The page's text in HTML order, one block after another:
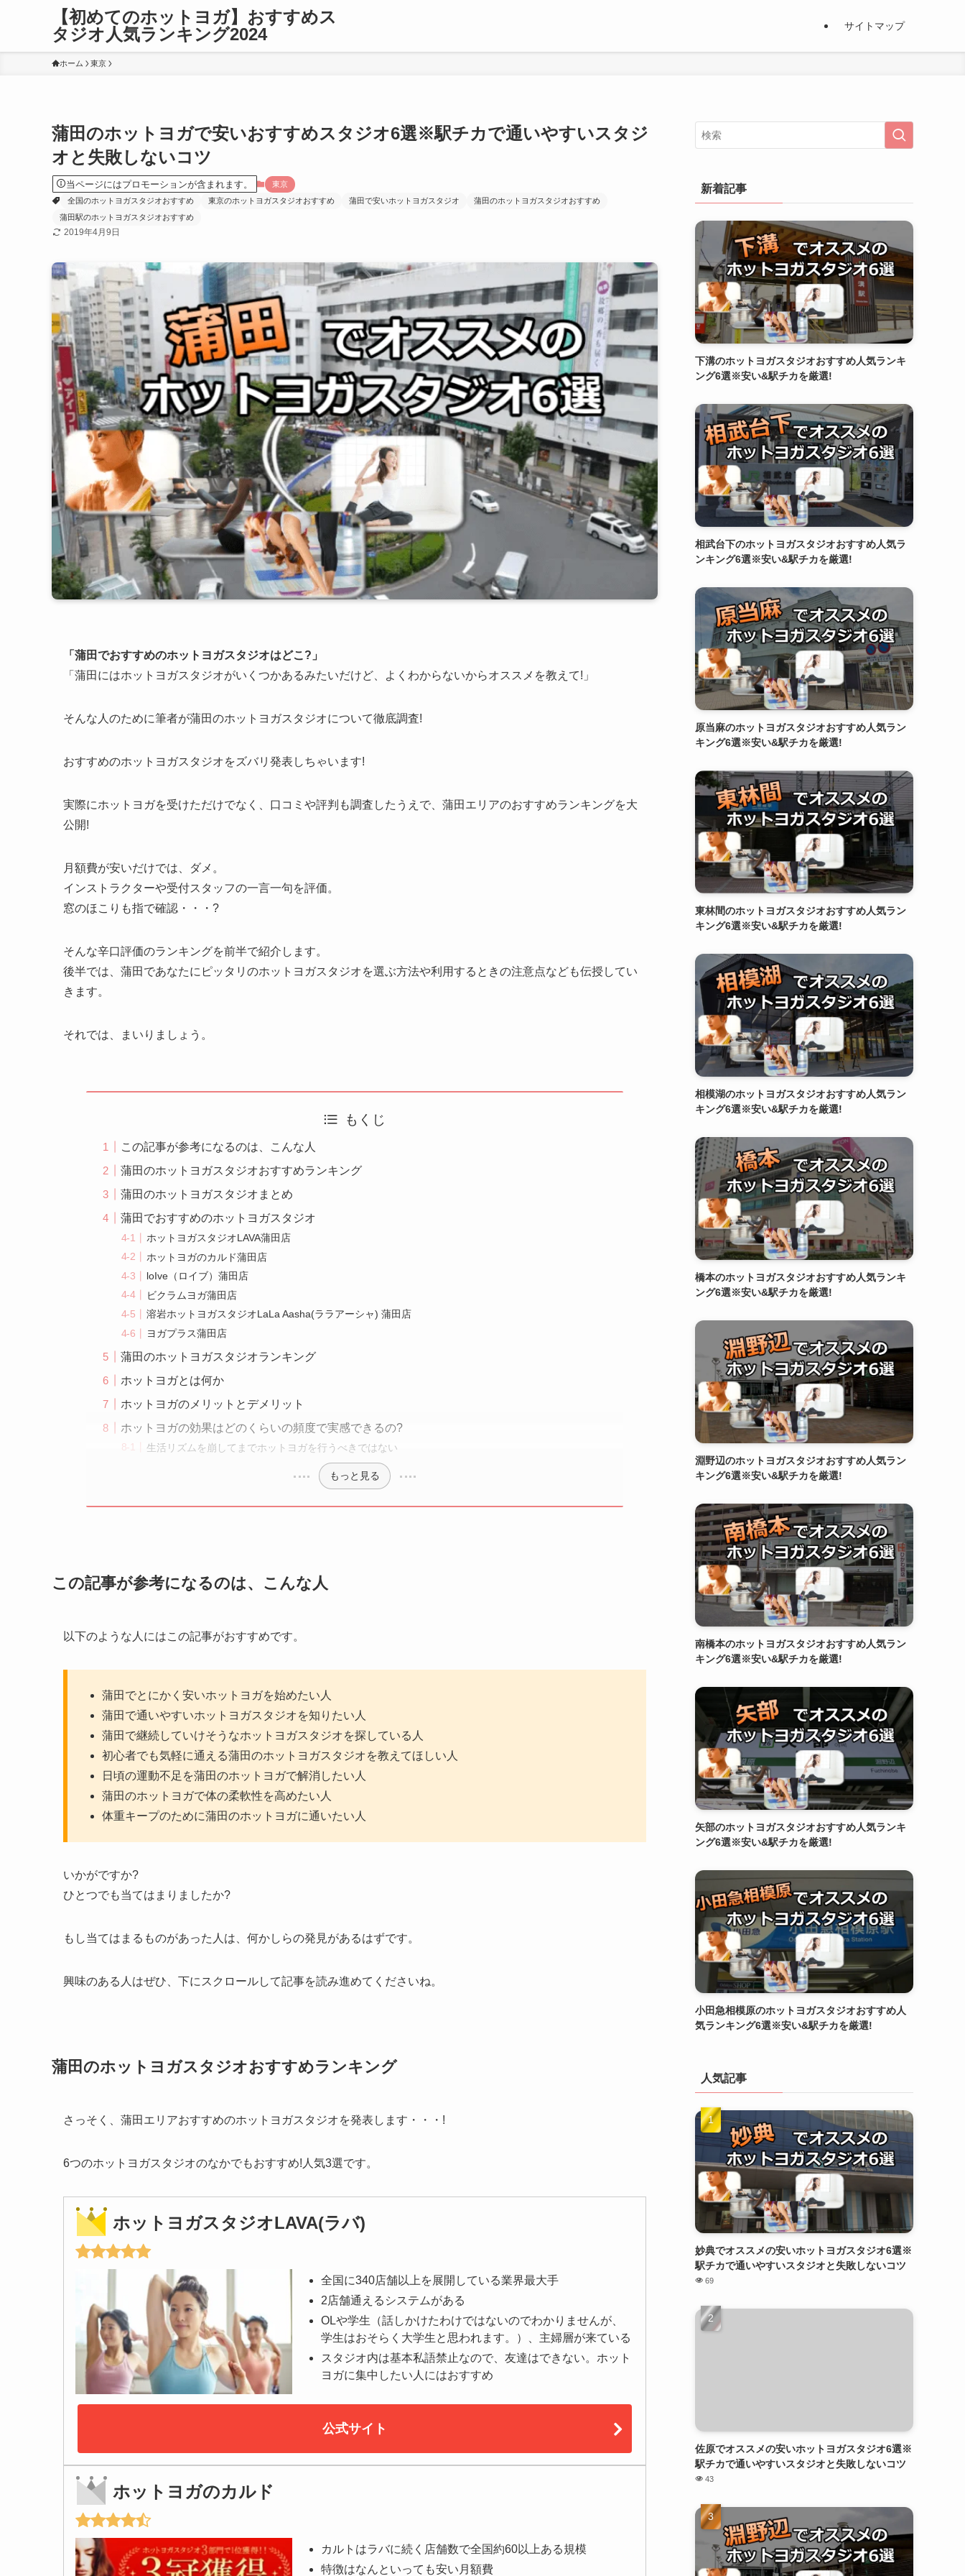
【初めてのホットヨガ】おすすめス
タジオ人気ランキング2024
サイトマップ
ホーム 東京
蒲田のホットヨガで安いおすすめスタジオ6選※駅チカで通いやすいスタジ
オと失敗しないコツ
当ページにはプロモーションが含まれます。
東京
全国のホットヨガスタジオおすすめ
東京のホットヨガスタジオおすすめ 蒲田で安いホットヨガスタジオ
蒲田のホットヨガスタジオおすすめ
蒲田駅のホットヨガスタジオおすすめ
2019年4月9日
「蒲田でおすすめのホットヨガスタジオはどこ?」
「蒲田にはホットヨガスタジオがいくつかあるみたいだけど、よくわからないからオススメを教えて!」
そんな人のために筆者が蒲田のホットヨガスタジオについて徹底調査!
おすすめのホットヨガスタジオをズバリ発表しちゃいます!
実際にホットヨガを受けただけでなく、口コミや評判も調査したうえで、蒲田エリアのおすすめランキングを大
公開!
月額費が安いだけでは、ダメ。
インストラクターや受付スタッフの一言一句を評価。
窓のほこりも指で確認・・・?
そんな辛口評価のランキングを前半で紹介します。
後半では、蒲田であなたにピッタリのホットヨガスタジオを選ぶ方法や利用するときの注意点なども伝授してい
きます。
それでは、まいりましょう。
もくじ
この記事が参考になるのは、こんな人
蒲田のホットヨガスタジオおすすめランキング
蒲田のホットヨガスタジオまとめ
蒲田でおすすめのホットヨガスタジオ
ホットヨガスタジオLAVA蒲田店
ホットヨガのカルド蒲田店
loIve（ロイブ）蒲田店
ビクラムヨガ蒲田店
溶岩ホットヨガスタジオLaLa Aasha(ララアーシャ) 蒲田店
ヨガプラス蒲田店
蒲田のホットヨガスタジオランキング
ホットヨガとは何か
ホットヨガのメリットとデメリット
ホットヨガの効果はどのくらいの頻度で実感できるの?
生活リズムを崩してまでホットヨガを行うべきではない
もっと見る
この記事が参考になるのは、こんな人
以下のような人にはこの記事がおすすめです。
蒲田でとにかく安いホットヨガを始めたい人
蒲田で通いやすいホットヨガスタジオを知りたい人
蒲田で継続していけそうなホットヨガスタジオを探している人
初心者でも気軽に通える蒲田のホットヨガスタジオを教えてほしい人
日頃の運動不足を蒲田のホットヨガで解消したい人
蒲田のホットヨガで体の柔軟性を高めたい人
体重キープのために蒲田のホットヨガに通いたい人
いかがですか?
ひとつでも当てはまりましたか?
もし当てはまるものがあった人は、何かしらの発見があるはずです。
興味のある人はぜひ、下にスクロールして記事を読み進めてくださいね。
蒲田のホットヨガスタジオおすすめランキング
さっそく、蒲田エリアおすすめのホットヨガスタジオを発表します・・・!
6つのホットヨガスタジオのなかでもおすすめ!人気3選です。
ホットヨガスタジオLAVA(ラバ)
全国に340店舗以上を展開している業界最大手
2店舗通えるシステムがある
OLや学生（話しかけたわけではないのでわかりませんが、
学生はおそらく大学生と思われます。）、主婦層が来ている
スタジオ内は基本私語禁止なので、友達はできない。ホット
ヨガに集中したい人にはおすすめ
公式サイト
ホットヨガのカルド
カルトはラバに続く店舗数で全国約60以上ある規模
特徴はなんといっても安い月額費
新着記事
下溝のホットヨガスタジオおすすめ人気ランキ
ング6選※安い&駅チカを厳選!
相武台下のホットヨガスタジオおすすめ人気ラ
ンキング6選※安い&駅チカを厳選!
原当麻のホットヨガスタジオおすすめ人気ラン
キング6選※安い&駅チカを厳選!
東林間のホットヨガスタジオおすすめ人気ラン
キング6選※安い&駅チカを厳選!
相模湖のホットヨガスタジオおすすめ人気ラン
キング6選※安い&駅チカを厳選!
橋本のホットヨガスタジオおすすめ人気ランキ
ング6選※安い&駅チカを厳選!
淵野辺のホットヨガスタジオおすすめ人気ラン
キング6選※安い&駅チカを厳選!
南橋本のホットヨガスタジオおすすめ人気ラン
キング6選※安い&駅チカを厳選!
矢部のホットヨガスタジオおすすめ人気ランキ
ング6選※安い&駅チカを厳選!
小田急相模原のホットヨガスタジオおすすめ人
気ランキング6選※安い&駅チカを厳選!
人気記事
妙典でオススメの安いホットヨガスタジオ6選※
駅チカで通いやすいスタジオと失敗しないコツ
69
佐原でオススメの安いホットヨガスタジオ6選※
駅チカで通いやすいスタジオと失敗しないコツ
43